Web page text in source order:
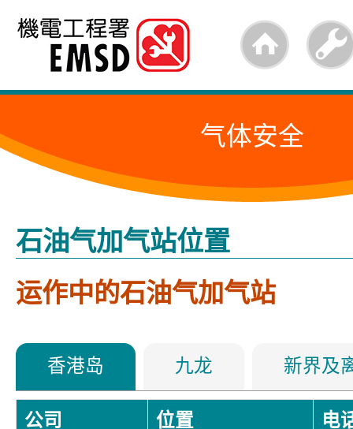
跳
内
的
始
气体安全
石油气加气站位置
运作中的石油气加气站
香港岛 九龙 新界及
公司 位置 电